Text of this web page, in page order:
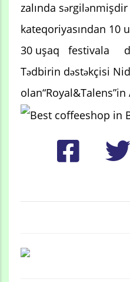
zalında sərgilənmişdir
kateqoriyasından 10
30 uşaq festivala
Tədbirin dəstəkçisi